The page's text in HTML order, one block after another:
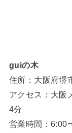
guiの木
住所：大阪府堺
アクセス：大阪
4分
営業時間：6:00